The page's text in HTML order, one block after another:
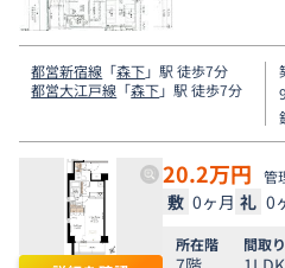
都営新宿線 「森下」駅 徒歩7分
都営大江戸線 「森下」駅 徒歩7分
20.2万円 管
敷 0ヶ月 礼 0
所在階 間取り